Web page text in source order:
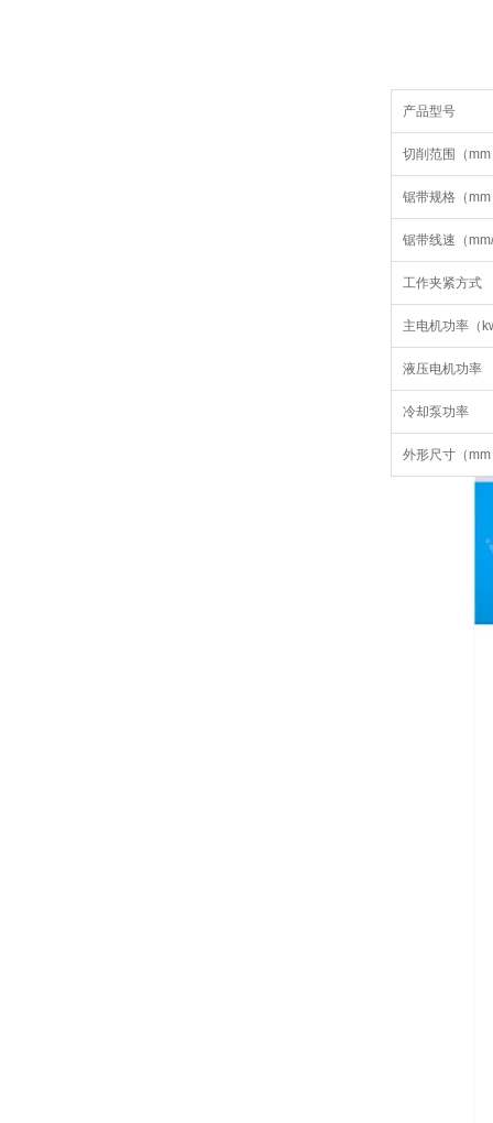
产品型号
切削范围（
锯带规格（
锯带线速（
工作夹紧方式
主电机功率（
液压电机功率
冷却泵功率
外形尺寸（